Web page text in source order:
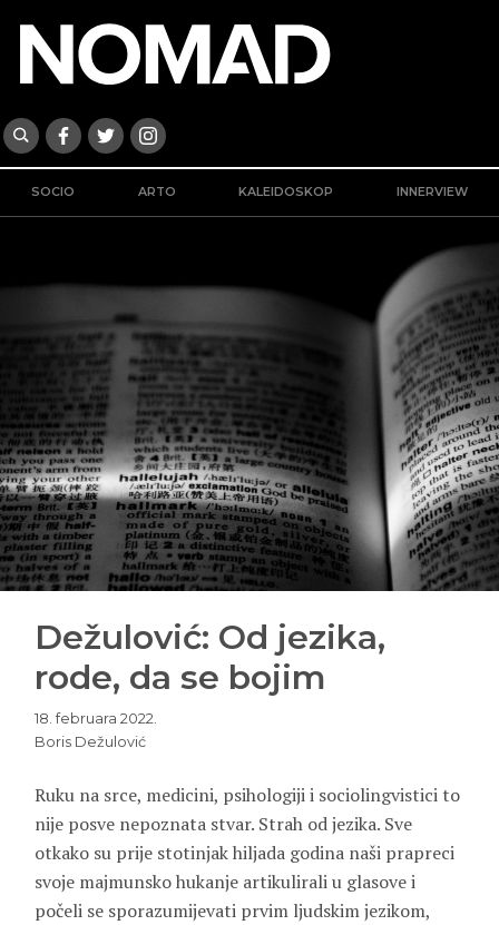
SOCIO ARTO KALEIDOSKOP INNERVIEW
Dežulović: Od jezika,
rode, da se bojim
18. februara 2022.
Boris Dežulović
Ruku na srce, medicini, psihologiji i sociolingvistici to
nije posve nepoznata stvar. Strah od jezika. Sve
otkako su prije stotinjak hiljada godina naši prapreci
svoje majmunsko hukanje artikulirali u glasove i
počeli se sporazumijevati prvim ljudskim jezikom,